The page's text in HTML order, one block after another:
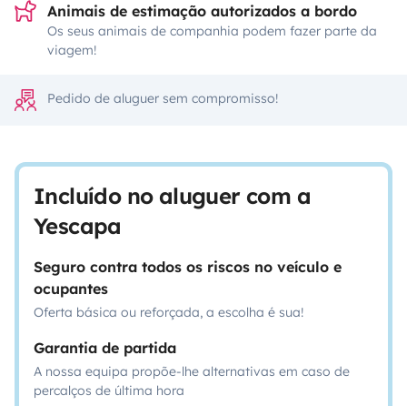
Animais de estimação autorizados a bordo
Os seus animais de companhia podem fazer parte da
viagem!
Pedido de aluguer sem compromisso!
Incluído no aluguer com a
Yescapa
Seguro contra todos os riscos no veículo e
ocupantes
Oferta básica ou reforçada, a escolha é sua!
Garantia de partida
A nossa equipa propõe-lhe alternativas em caso de
percalços de última hora